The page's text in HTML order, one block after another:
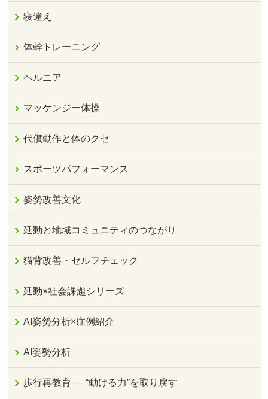
寝違え
体幹トレーニング
ヘルニア
マッケンジー体操
代償動作と体のクセ
スポーツパフォーマンス
姿勢改善文化
延動と地域コミュニティのつながり
猫背改善・セルフチェック
延動×社会課題シリーズ
AI姿勢分析×症例紹介
AI姿勢分析
歩行再教育 ― “動ける力”を取り戻す